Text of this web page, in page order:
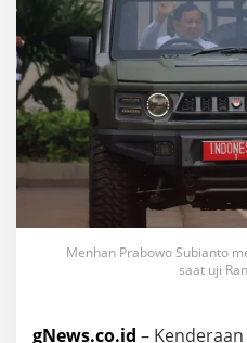
Menhan Prabowo Subianto
saat uji
gNews.co.id –